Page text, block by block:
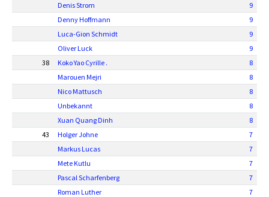
Denis Strom
9
Denny Hoffmann
9
Luca-Gion Schmidt
9
Oliver Luck
9
38
Koko Yao Cyrille .
8
Marouen Mejri
8
Nico Mattusch
8
Unbekannt
8
Xuan Quang Dinh
8
43
Holger Johne
7
Markus Lucas
7
Mete Kutlu
7
Pascal Scharfenberg
7
Roman Luther
7